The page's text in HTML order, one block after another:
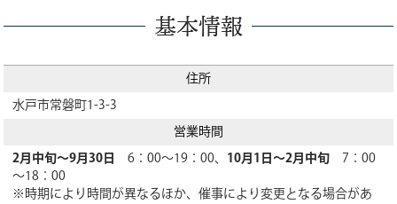
基本情報
住所
水戸市常磐町1-3-3
営業時間
2月中旬～9月30日
6：00～19：00、 10月1日～2月中旬 7：00
～18：00
※時期により時間が異なるほか、催事により変更となる場合があ